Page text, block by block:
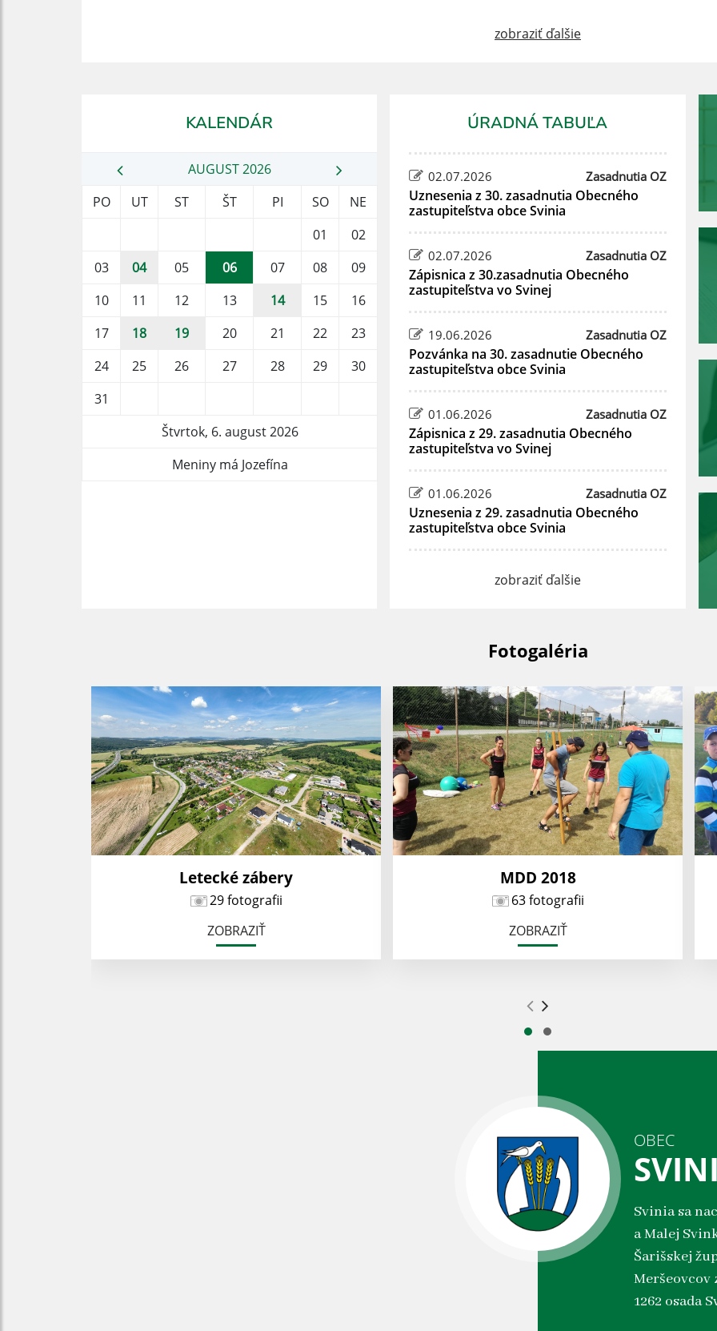
zobraziť ďalšie
KALENDÁR
AUGUST 2026
PO
UT ST ŠT PI SO
NE
01
02
03
04 05 06 07 08
09
10
11 12 13 14 15
16
17
18 19 20 21 22
23
24
25 26 27 28 29
30
31
Štvrtok, 6. august 2026
Meniny má Jozefína
ÚRADNÁ TABUĽA
02.07.2026 Zasadnutia OZ
Uznesenia z 30. zasadnutia Obecného
zastupiteľstva obce Svinia
02.07.2026 Zasadnutia OZ
Zápisnica z 30.zasadnutia Obecného
zastupiteľstva vo Svinej
19.06.2026 Zasadnutia OZ
Pozvánka na 30. zasadnutie Obecného
zastupiteľstva obce Svinia
01.06.2026 Zasadnutia OZ
Zápisnica z 29. zasadnutia Obecného
zastupiteľstva vo Svinej
01.06.2026 Zasadnutia OZ
Uznesenia z 29. zasadnutia Obecného
zastupiteľstva obce Svinia
zobraziť ďalšie
Fotogaléria
Letecké zábery
29 fotografii
ZOBRAZIŤ
MDD 2018
63 fotografii
ZOBRAZIŤ
OBEC
Svinia sa
a Malej
Šarišskej
Meršeovcov
1262 osada